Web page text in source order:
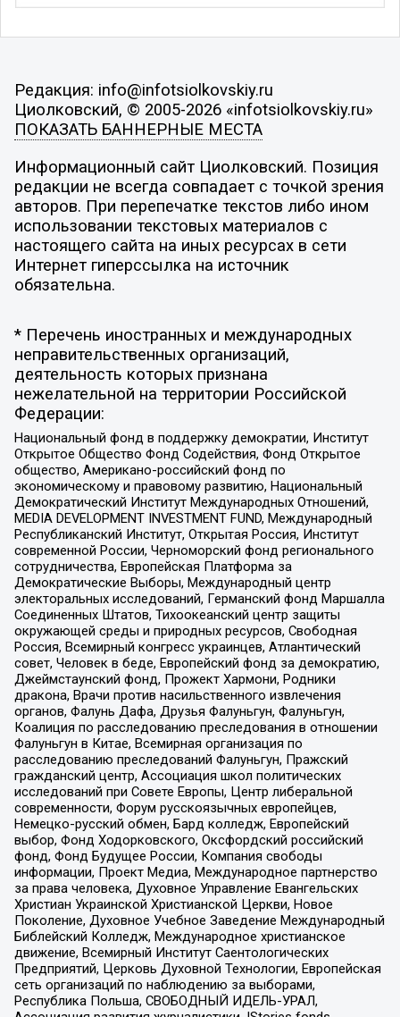
Редакция: info@infotsiolkovskiy.ru
Циолковский, © 2005-2026 «infotsiolkovskiy.ru»
ПОКАЗАТЬ БАННЕРНЫЕ МЕСТА
Информационный сайт Циолковский. Позиция
редакции не всегда совпадает с точкой зрения
авторов. При перепечатке текстов либо ином
использовании текстовых материалов с
настоящего сайта на иных ресурсах в сети
Интернет гиперссылка на источник
обязательна.
* Перечень иностранных и международных
неправительственных организаций,
деятельность которых признана
нежелательной на территории Российской
Федерации:
Национальный фонд в поддержку демократии, Институт
Открытое Общество Фонд Содействия, Фонд Открытое
общество, Американо-российский фонд по
экономическому и правовому развитию, Национальный
Демократический Институт Международных Отношений,
MEDIA DEVELOPMENT INVESTMENT FUND, Международный
Республиканский Институт, Открытая Россия, Институт
современной России, Черноморский фонд регионального
сотрудничества, Европейская Платформа за
Демократические Выборы, Международный центр
электоральных исследований, Германский фонд Маршалла
Соединенных Штатов, Тихоокеанский центр защиты
окружающей среды и природных ресурсов, Свободная
Россия, Всемирный конгресс украинцев, Атлантический
совет, Человек в беде, Европейский фонд за демократию,
Джеймстаунский фонд, Прожект Хармони, Родники
дракона, Врачи против насильственного извлечения
органов, Фалунь Дафа, Друзья Фалуньгун, Фалуньгун,
Коалиция по расследованию преследования в отношении
Фалуньгун в Китае, Всемирная организация по
расследованию преследований Фалуньгун, Пражский
гражданский центр, Ассоциация школ политических
исследований при Совете Европы, Центр либеральной
современности, Форум русскоязычных европейцев,
Немецко-русский обмен, Бард колледж, Европейский
выбор, Фонд Ходорковского, Оксфордский российский
фонд, Фонд Будущее России, Компания свободы
информации, Проект Медиа, Международное партнерство
за права человека, Духовное Управление Евангельских
Христиан Украинской Христианской Церкви, Новое
Поколение, Духовное Учебное Заведение Международный
Библейский Колледж, Международное христианское
движение, Всемирный Институт Саентологических
Предприятий, Церковь Духовной Технологии, Европейская
сеть организаций по наблюдению за выборами,
Республика Польша, СВОБОДНЫЙ ИДЕЛЬ-УРАЛ,